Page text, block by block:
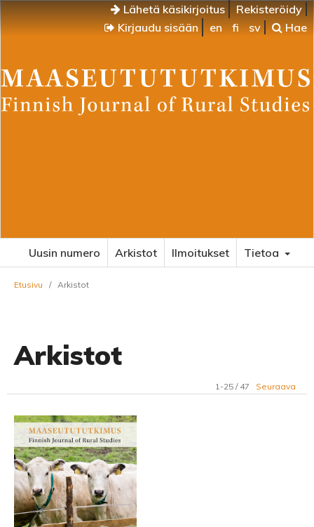
Lähetä käsikirjoitus
Rekisteröidy
Kirjaudu sisään
en fi sv Hae
Uusin numero Arkistot Ilmoitukset Tietoa
Etusivu / Arkistot
Arkistot
1-25 / 47 Seuraava